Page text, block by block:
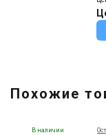
Похожие
В наличии